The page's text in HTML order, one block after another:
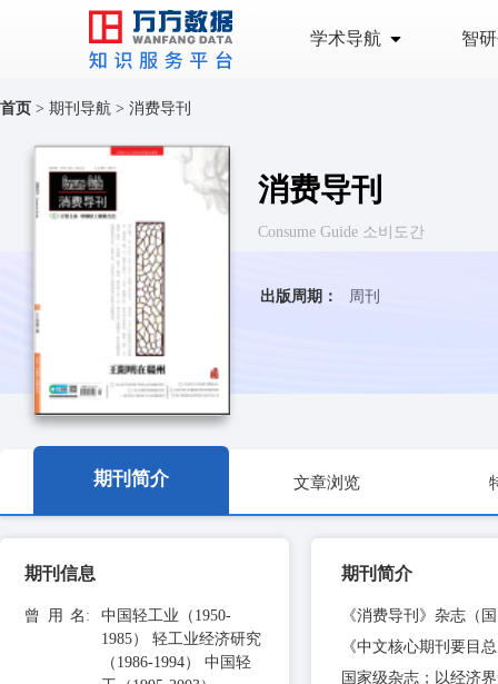
学术导航 智
首页 > 期刊导航 > 消费导刊
消费导刊
Consume Guide 소비도간
出版周期： 周刊
期刊简介 文章浏览
期刊信息
曾用名 :
中国轻工业（1950-
1985） 轻工业经济研究
（1986-1994） 中国轻
期刊简介
《消费导刊》杂志（
《中文核心期刊要目
国家级杂志；以经济